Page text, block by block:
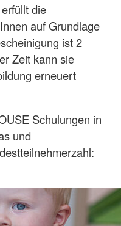
die
auf Grundlage
ist 2
Zeit kann sie
erneuert
Schulungen in
und